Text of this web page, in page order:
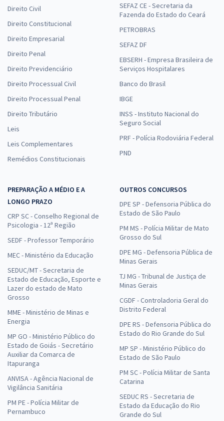
Direito Civil
Direito Constitucional
Direito Empresarial
Direito Penal
Direito Previdenciário
Direito Processual Civil
Direito Processual Penal
Direito Tributário
Leis
Leis Complementares
Remédios Constitucionais
SEFAZ CE - Secretaria da
Fazenda do Estado do Ceará
PETROBRAS
SEFAZ DF
EBSERH - Empresa Brasileira de
Serviços Hospitalares
Banco do Brasil
IBGE
INSS - Instituto Nacional do
Seguro Social
PRF - Polícia Rodoviária Federal
PND
PREPARAÇÃO A MÉDIO E A
LONGO PRAZO
CRP SC - Conselho Regional de
Psicologia - 12ª Região
SEDF - Professor Temporário
MEC - Ministério da Educação
SEDUC/MT - Secretaria de
Estado de Educação, Esporte e
Lazer do estado de Mato
Grosso
MME - Ministério de Minas e
Energia
MP GO - Ministério Público do
Estado de Goiás - Secretário
Auxiliar da Comarca de
Itapuranga
ANVISA - Agência Nacional de
Vigilância Sanitária
PM PE - Polícia Militar de
Pernambuco
OUTROS CONCURSOS
DPE SP - Defensoria Pública do
Estado de São Paulo
PM MS - Polícia Militar de Mato
Grosso do Sul
DPE MG - Defensoria Pública de
Minas Gerais
TJ MG - Tribunal de Justiça de
Minas Gerais
CGDF - Controladoria Geral do
Distrito Federal
DPE RS - Defensoria Pública do
Estado do Rio Grande do Sul
MP SP - Ministério Público do
Estado de São Paulo
PM SC - Polícia Militar de Santa
Catarina
SEDUC RS - Secretaria de
Estado da Educação do Rio
Grande do Sul